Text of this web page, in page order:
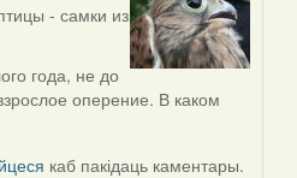
- самки из
года, не до
оперение. В каком
каб пакідаць каментары.